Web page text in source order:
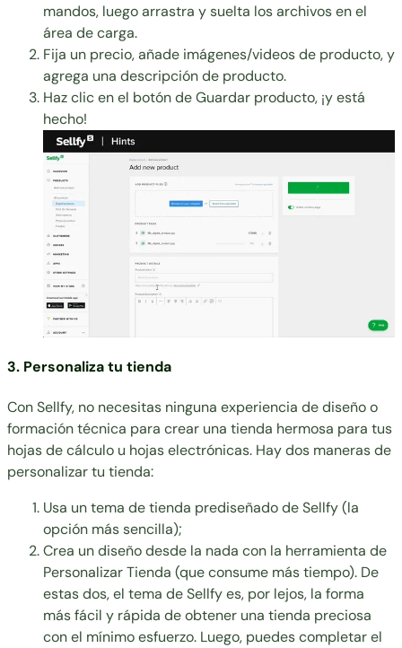
mandos, luego arrastra y suelta los archivos en el
área de carga.
Fija un precio, añade imágenes/videos de producto, y
agrega una descripción de producto.
Haz clic en el botón de Guardar producto, ¡y está
hecho!
3. Personaliza tu tienda
Con Sellfy, no necesitas ninguna experiencia de diseño o
formación técnica para crear una tienda hermosa para tus
hojas de cálculo u hojas electrónicas. Hay dos maneras de
personalizar tu tienda:
Usa un tema de tienda prediseñado de Sellfy (la
opción más sencilla);
Crea un diseño desde la nada con la herramienta de
Personalizar Tienda (que consume más tiempo). De
estas dos, el tema de Sellfy es, por lejos, la forma
más fácil y rápida de obtener una tienda preciosa
con el mínimo esfuerzo. Luego, puedes completar el